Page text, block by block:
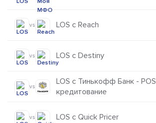
vs LOS с Reach
vs LOS с Destiny
vs
LOS с Тинькофф Банк - POS
кредитование
vs LOS с Quick Pricer